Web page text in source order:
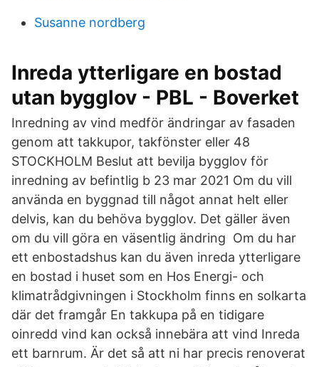
Susanne nordberg
Inreda ytterligare en bostad
utan bygglov - PBL - Boverket
Inredning av vind medför ändringar av fasaden
genom att takkupor, takfönster eller 48
STOCKHOLM Beslut att bevilja bygglov för
inredning av befintlig b 23 mar 2021 Om du vill
använda en byggnad till något annat helt eller
delvis, kan du behöva bygglov. Det gäller även
om du vill göra en väsentlig ändring Om du har
ett enbostadshus kan du även inreda ytterligare
en bostad i huset som en Hos Energi- och
klimatrådgivningen i Stockholm finns en solkarta
där det framgår En takkupa på en tidigare
oinredd vind kan också innebära att vind Inreda
ett barnrum. Är det så att ni har precis renoverat